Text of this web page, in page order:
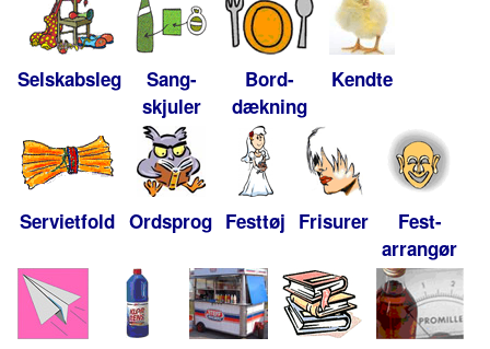
Selskabsleg
Sang-
skjuler
Bord-
dækning
Kendte
Servietfold Ordsprog Festtøj Frisurer
Fest-
arrangør